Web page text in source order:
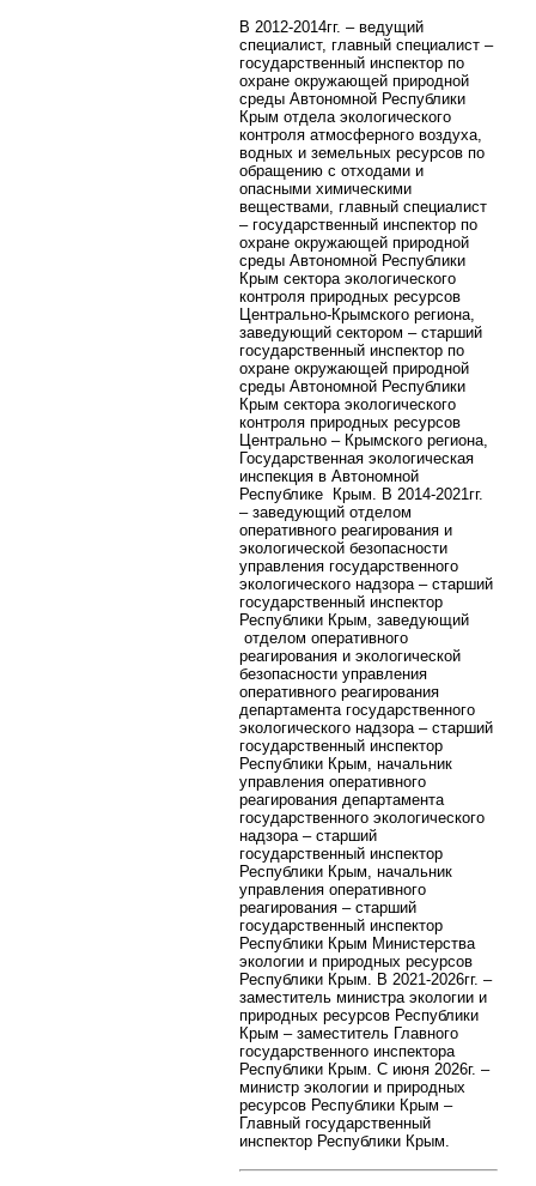
В 2012-2014гг. – ведущий
специалист, главный специалист –
государственный инспектор по
охране окружающей природной
среды Автономной Республики
Крым отдела экологического
контроля атмосферного воздуха,
водных и земельных ресурсов по
обращению с отходами и
опасными химическими
веществами, главный специалист
– государственный инспектор по
охране окружающей природной
среды Автономной Республики
Крым сектора экологического
контроля природных ресурсов
Центрально-Крымского региона,
заведующий сектором – старший
государственный инспектор по
охране окружающей природной
среды Автономной Республики
Крым сектора экологического
контроля природных ресурсов
Центрально – Крымского региона,
Государственная экологическая
инспекция в Автономной
Республике Крым. В 2014-2021гг.
– заведующий отделом
оперативного реагирования и
экологической безопасности
управления государственного
экологического надзора – старший
государственный инспектор
Республики Крым, заведующий
отделом оперативного
реагирования и экологической
безопасности управления
оперативного реагирования
департамента государственного
экологического надзора – старший
государственный инспектор
Республики Крым, начальник
управления оперативного
реагирования департамента
государственного экологического
надзора – старший
государственный инспектор
Республики Крым, начальник
управления оперативного
реагирования – старший
государственный инспектор
Республики Крым Министерства
экологии и природных ресурсов
Республики Крым. В 2021-2026гг. –
заместитель министра экологии и
природных ресурсов Республики
Крым – заместитель Главного
государственного инспектора
Республики Крым. С июня 2026г. –
министр экологии и природных
ресурсов Республики Крым –
Главный государственный
инспектор Республики Крым.